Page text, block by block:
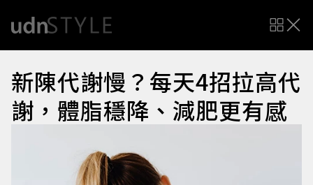
新陳代謝慢？每天4招拉高代
謝，體脂穩降、減肥更有感